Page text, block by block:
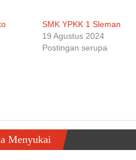
SMK YPKK 1 Sleman
19 Agustus 2024
Postingan serupa
Menyukai